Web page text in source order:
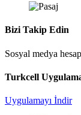
Bizi Takip Edin
Sosyal medya
Turkcell
Uygulamayı İndir